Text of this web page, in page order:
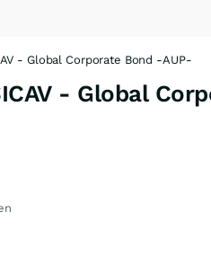
- Global Corporate Bond -AUP-
- Global